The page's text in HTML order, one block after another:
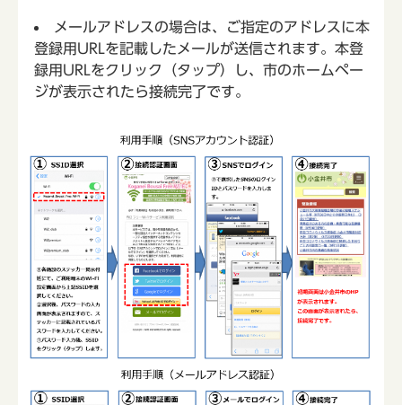
メールアドレスの場合は、ご指定のアドレスに本
登録用URLを記載したメールが送信されます。本登
録用URLをクリック（タップ）し、市のホームペー
ジが表示されたら接続完了です。